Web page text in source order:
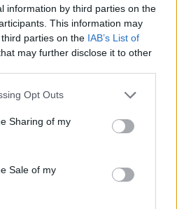
information by third parties on the
This information may
parties on the IAB’s List of
may further disclose it to other
app uses one or more Google
behaviour. You may click to
and its third-party tags to
purposes in below Google
Opt Outs
Sharing of my
Sale of my
a Central Parkban